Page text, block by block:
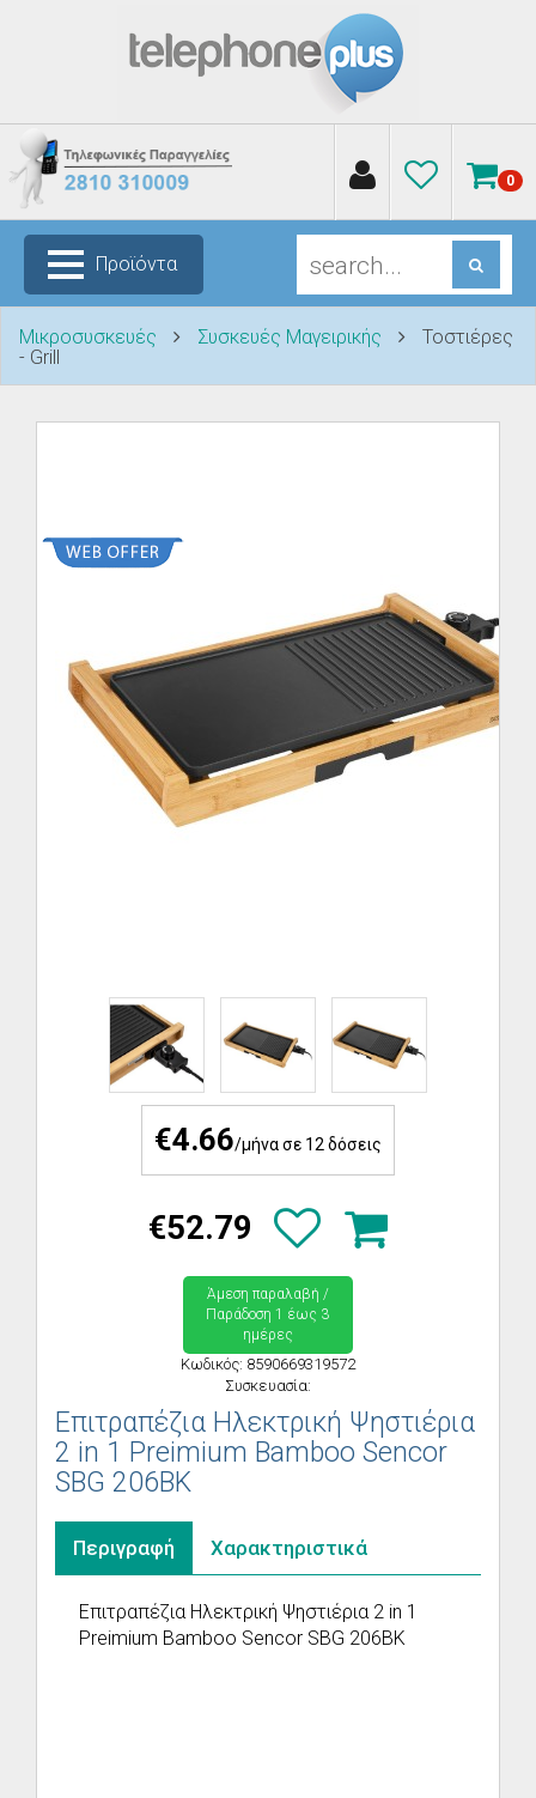
0
Προϊόντα
Μικροσυσκευές Συσκευές Μαγειρικής
Τοστιέρες
- Grill
€4.66/μήνα σε 12 δόσεις
€52.79
Άμεση παραλαβή /
Παράδoση 1 έως 3
ημέρες
Κωδικός: 8590669319572
Συσκευασία:
Επιτραπέζια Ηλεκτρική Ψηστιέρια
2 in 1 Preimium Bamboo Sencor
SBG 206BK
Περιγραφή Χαρακτηριστικά
Επιτραπέζια Ηλεκτρική Ψηστιέρια 2 in 1
Preimium Bamboo Sencor SBG 206BK